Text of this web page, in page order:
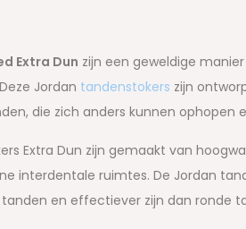
Extra Dun zijn een geweldige
Jordan tandenstokers zijn
die zich anders kunnen
Extra Dun zijn gemaakt van
interdentale ruimtes. De Jordan
en effectiever zijn dan ronde